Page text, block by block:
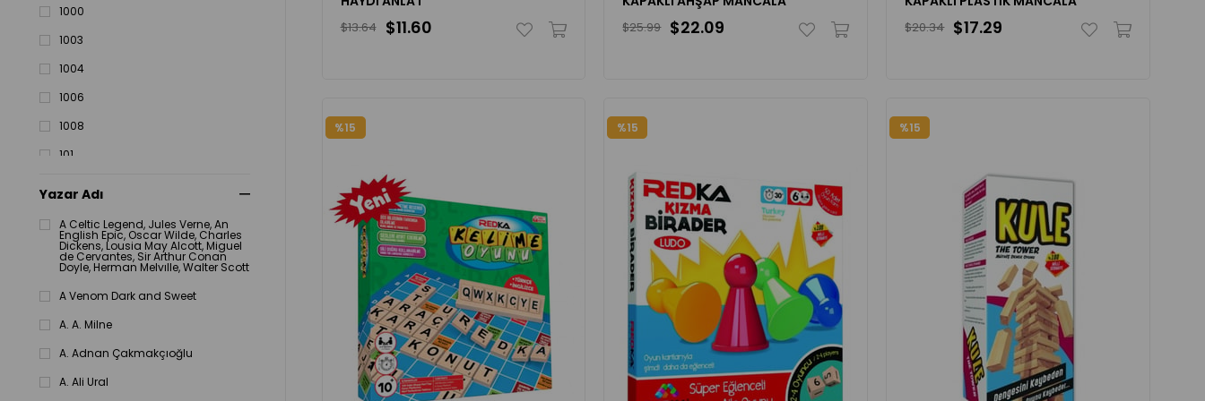
1000
1003
1004
1006
1008
101
1024
1026
1028
Yazar Adı
A Celtic Legend, Jules Verne, An
English Epic, Oscar Wilde, Charles
Dickens, Lousia May Alcott, Miguel
de Cervantes, Sir Arthur Conan
Doyle, Herman Melvılle, Walter Scott
A Venom Dark and Sweet
A. A. Milne
A. Adnan Çakmakçıoğlu
A. Ali Ural
$11.60
$13.64 $22.09
$25.99 $17.29
$20.34
%15 %15 %15